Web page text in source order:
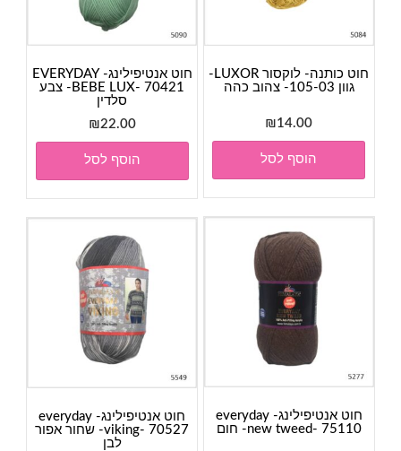
חוט כותנה- לוקסור LUXOR-
גוון 105-03- צהוב כהה
₪14.00
הוסף לסל
חוט אנטיפילינג- EVERYDAY
BEBE LUX- 70421- צבע
סלדין
₪22.00
הוסף לסל
חוט אנטיפילינג- everyday
new tweed- 75110- חום
חוט אנטיפילינג- everyday
viking- 70527- שחור אפור
לבן